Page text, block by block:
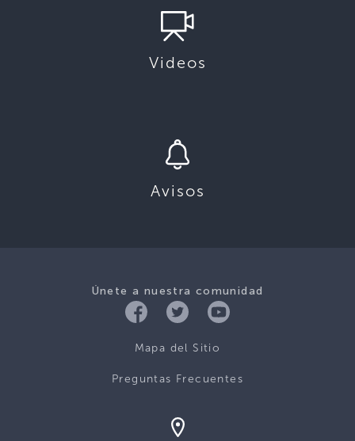
Videos
Avisos
Únete a nuestra comunidad
Mapa del Sitio
Preguntas Frecuentes